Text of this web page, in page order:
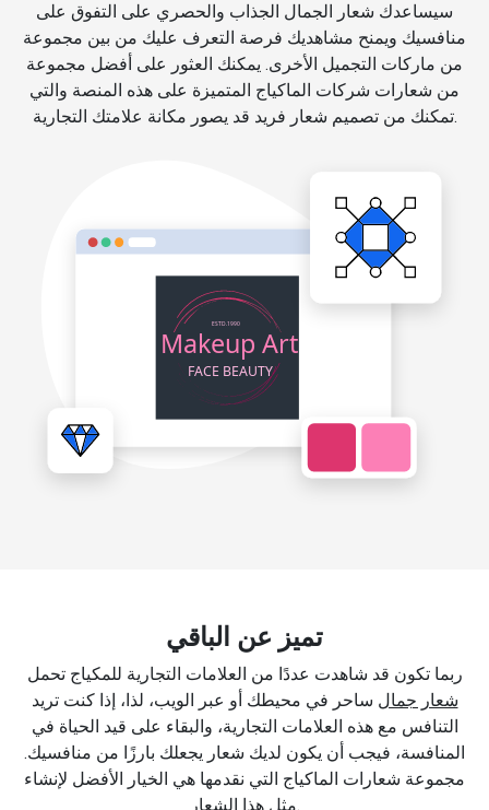
سيساعدك شعار الجمال الجذاب والحصري على التفوق على
منافسيك ويمنح مشاهديك فرصة التعرف عليك من بين مجموعة
من ماركات التجميل الأخرى. يمكنك العثور على أفضل مجموعة
من شعارات شركات الماكياج المتميزة على هذه المنصة والتي
تمكنك من تصميم شعار فريد قد يصور مكانة علامتك التجارية.
تميز عن الباقي
ربما تكون قد شاهدت عددًا من العلامات التجارية للمكياج تحمل
شعار جمال ساحر في محيطك أو عبر الويب، لذا، إذا كنت تريد
التنافس مع هذه العلامات التجارية، والبقاء على قيد الحياة في
المنافسة، فيجب أن يكون لديك شعار يجعلك بارزًا من منافسيك.
مجموعة شعارات الماكياج التي نقدمها هي الخيار الأفضل لإنشاء
مثل هذا الشعار.